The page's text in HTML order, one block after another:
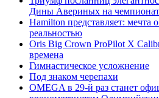
Дины Авериных на
Hamilton представляет: мечта
реальностью
Oris Big Crown ProPilot X
времена
Гимнастическое усложнение
Под знаком черепахи
OMEGA в 29-й раз станет